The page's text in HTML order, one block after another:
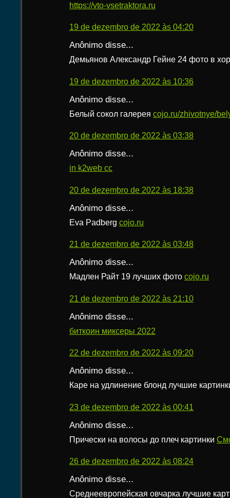
https://vto-vsetraktora.ru
19 de dezembro de 2022 às 04:20
Anônimo disse...
Демьянов Александр Гейне 24 фото в
19 de dezembro de 2022 às 10:36
Anônimo disse...
Белый сокол галерея cojo.ru/zhivotnye/
20 de dezembro de 2022 às 03:38
Anônimo disse...
in k2web cc
20 de dezembro de 2022 às 18:38
Anônimo disse...
Eva Padberg cojo.ru
21 de dezembro de 2022 às 03:48
Anônimo disse...
Мадлен Райт 19 лучших фото cojo.ru
21 de dezembro de 2022 às 21:10
Anônimo disse...
биткоин миксеры 2022
22 de dezembro de 2022 às 09:20
Anônimo disse...
Каре на удлинение блонд лучшие
23 de dezembro de 2022 às 00:41
Anônimo disse...
Прически на волосы до плеч картинки
26 de dezembro de 2022 às 08:24
Anônimo disse...
Среднеевропейская овчарка лучшие